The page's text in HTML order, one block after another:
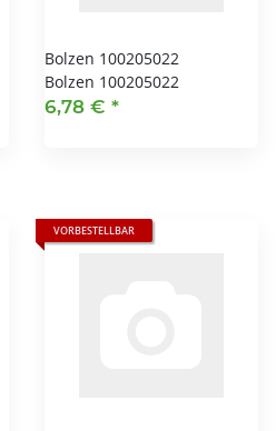
Bolzen 100205022
Bolzen 100205022
6,78 € *
VORBESTELLBAR